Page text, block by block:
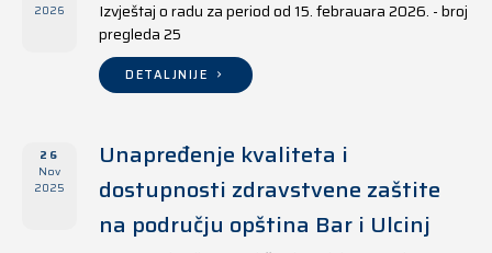
2026
Izvještaj o radu za period od 15. febrauara 2026. - broj
pregleda 25
DETALJNIJE
26
Nov
2025
Unapređenje kvaliteta i
dostupnosti zdravstvene zaštite
na području opština Bar i Ulcinj